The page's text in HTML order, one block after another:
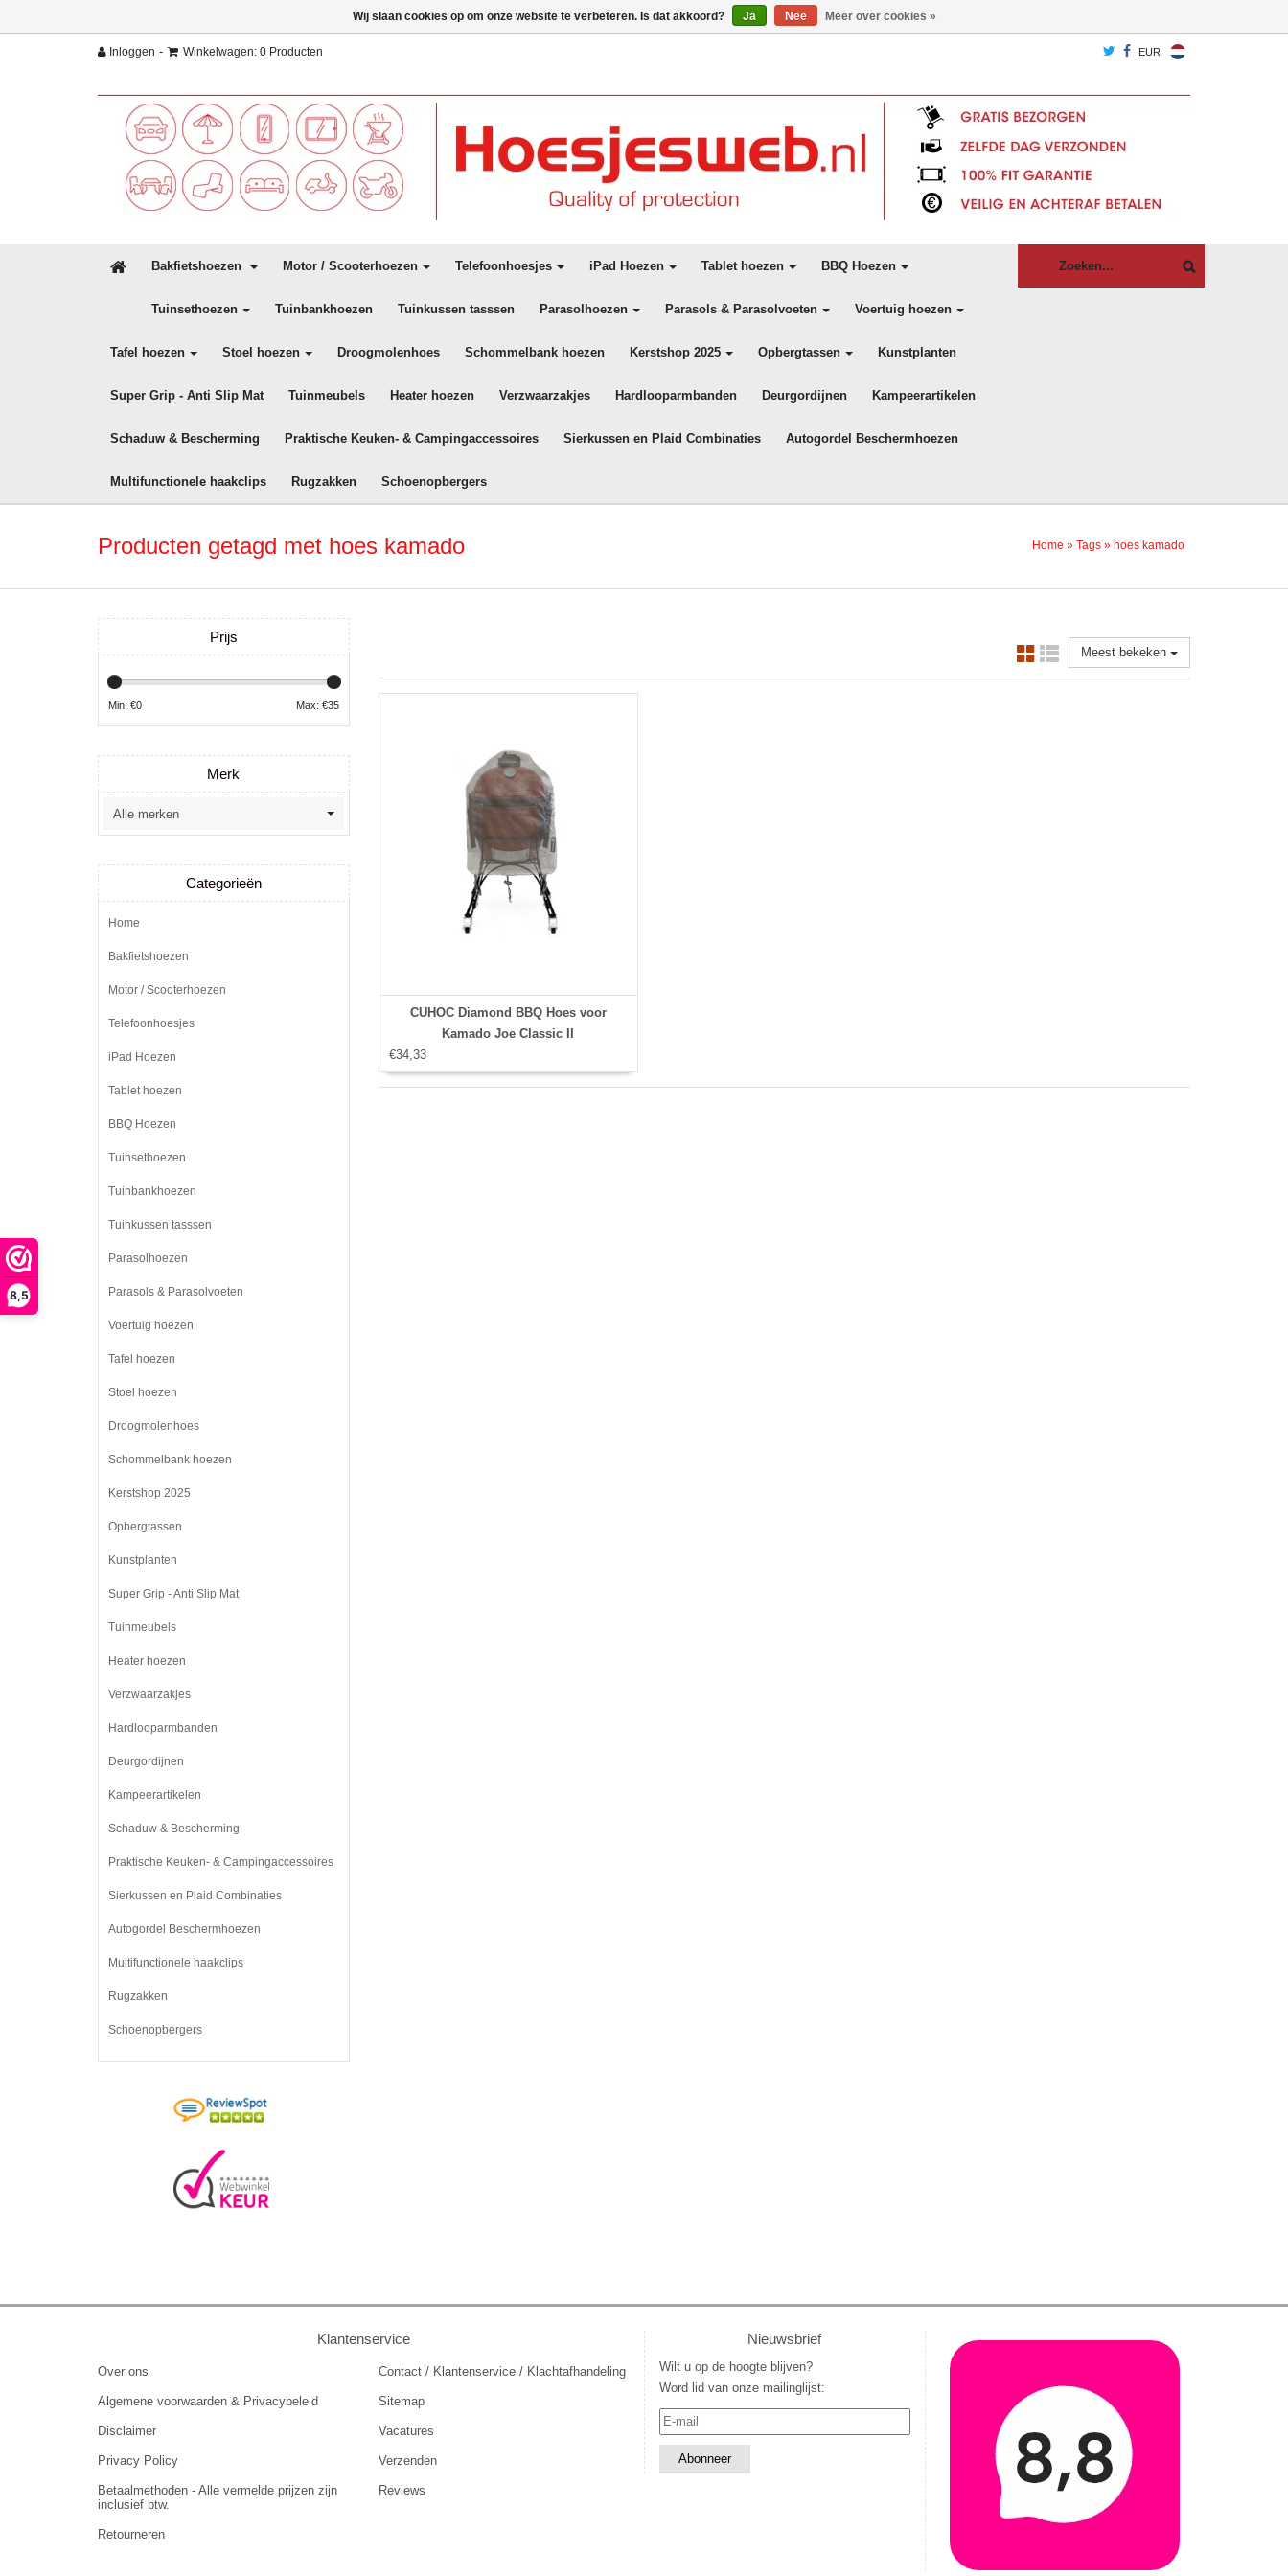
8,5
Inloggen - Winkelwagen: 0 Producten EUR
Bakfietshoezen Motor / Scooterhoezen Telefoonhoesjes iPad Hoezen Tablet hoezen BBQ Hoezen
Tuinsethoezen Tuinbankhoezen Tuinkussen tasssen Parasolhoezen Parasols & Parasolvoeten Voertuig hoezen
Tafel hoezen Stoel hoezen Droogmolenhoes Schommelbank hoezen Kerstshop 2025 Opbergtassen Kunstplanten
Super Grip - Anti Slip Mat Tuinmeubels Heater hoezen Verzwaarzakjes Hardlooparmbanden Deurgordijnen Kampeerartikelen
Schaduw & Bescherming Praktische Keuken- & Campingaccessoires Sierkussen en Plaid Combinaties Autogordel Beschermhoezen
Multifunctionele haakclips Rugzakken Schoenopbergers
Producten getagd met hoes kamado Home » Tags » hoes kamado
Meest bekeken
CUHOC Diamond BBQ Hoes voor
Kamado Joe Classic II
€34,33
Prijs
Min: €0 Max: €35
Merk
Categorieën
Home
Bakfietshoezen
Motor / Scooterhoezen
Telefoonhoesjes
iPad Hoezen
Tablet hoezen
BBQ Hoezen
Tuinsethoezen
Tuinbankhoezen
Tuinkussen tasssen
Parasolhoezen
Parasols & Parasolvoeten
Voertuig hoezen
Tafel hoezen
Stoel hoezen
Droogmolenhoes
Schommelbank hoezen
Kerstshop 2025
Opbergtassen
Kunstplanten
Super Grip - Anti Slip Mat
Tuinmeubels
Heater hoezen
Verzwaarzakjes
Hardlooparmbanden
Deurgordijnen
Kampeerartikelen
Schaduw & Bescherming
Praktische Keuken- & Campingaccessoires
Sierkussen en Plaid Combinaties
Autogordel Beschermhoezen
Multifunctionele haakclips
Rugzakken
Schoenopbergers
Klantenservice
Over ons
Algemene voorwaarden & Privacybeleid
Disclaimer
Privacy Policy
Betaalmethoden - Alle vermelde prijzen zijn
inclusief btw.
Retourneren
Contact / Klantenservice / Klachtafhandeling
Sitemap
Vacatures
Verzenden
Reviews
Nieuwsbrief
Wilt u op de hoogte blijven?
Word lid van onze mailinglijst:
Wij slaan cookies op om onze website te verbeteren. Is dat akkoord? Ja Nee Meer over cookies »